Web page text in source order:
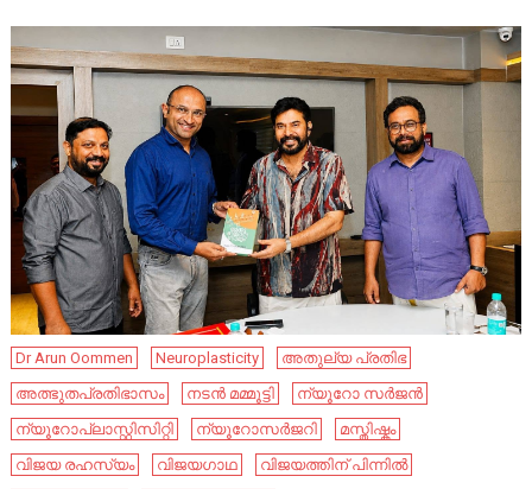
Dr Arun Oommen Neuroplasticity
അതുല്യ പ്രതിഭ
അത്ഭുതപ്രതിഭാസം
നടൻ മമ്മൂട്ടി
ന്യൂറോ സർജൻ
ന്യൂറോപ്ലാസ്റ്റിസിറ്റി
ന്യൂറോസർജറി
മസ്തിഷ്കം
വിജയ രഹസ്യം
വിജയഗാഥ
വിജയത്തിന് പിന്നിൽ